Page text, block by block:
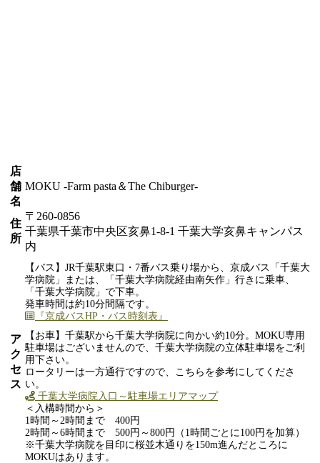
店
舗
名
MOKU -Farm pasta＆The Chiburger-
住
所
〒260-0856
千葉県千葉市中央区亥鼻1-8-1 千葉大学亥鼻キャンパス
内
ア
ク
セ
ス
【バス】JR千葉駅東口・7番バス乗り場から、京成バス「千葉大
学病院」または、「千葉大学病院経由南矢作」行きに乗車、
「千葉大学病院」で下車。
発車時間は約10分間隔です。
『京成バスHP・バス時刻表』
【お車】千葉駅から千葉大学病院に向かい約10分。MOKU専用
駐車場はございませんので、千葉大学病院の立体駐車場をご利
用下さい。
ロータリーは一方通行ですので、こちらを参考にしてくださ
い。
千葉大学病院入口～駐車場エリアマップ
＜入構時間から＞
1時間～2時間まで 400円
2時間～6時間まで 500円～800円（1時間ごとに100円を加算）
※千葉大学病院を目印に桜並木通りを150m進んだところに
MOKUはあります。